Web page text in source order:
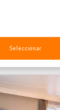
Seleccionar